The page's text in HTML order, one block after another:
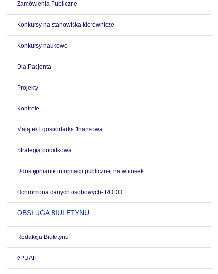
Zamówienia Publiczne
Konkursy na stanowiska kierownicze
Konkursy naukowe
Dla Pacjenta
Projekty
Kontrole
Majątek i gospodarka finansowa
Strategia podatkowa
Udostępnianie informacji publicznej na wniosek
Ochronrona danych osobowych- RODO
OBSŁUGA BIULETYNU
Redakcja Biuletynu
ePUAP